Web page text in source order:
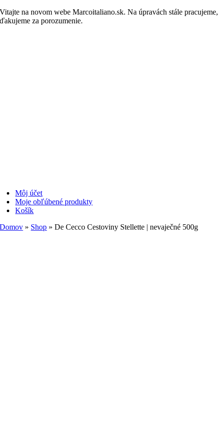
Skip
to
Vitajte na novom webe Marcoitaliano.sk. Na úpravách stále pracujeme,
ďakujeme za porozumenie.
Môj účet
Moje obľúbené produkty
Košík
Domov » Shop »De Cecco Cestoviny Stellette | nevaječné 500g